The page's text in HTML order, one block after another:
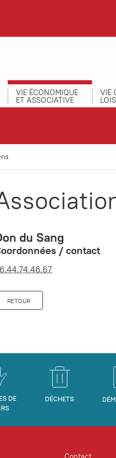
VIE ÉCONOMIQUE
ET ASSOCIATIVE
VIE
du Sang
/ contact
RETOUR
DE
DÉCHETS
Contact